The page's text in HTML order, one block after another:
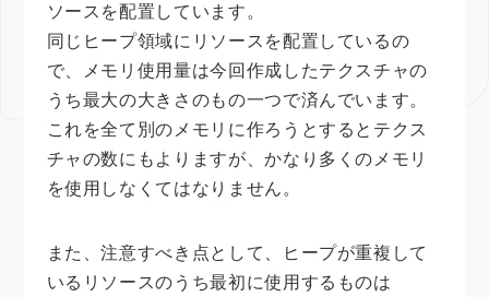
ソースを配置しています。
同じヒープ領域にリソースを配置しているの
で、メモリ使用量は今回作成したテクスチャの
うち最大の大きさのもの一つで済んでいます。
これを全て別のメモリに作ろうとするとテクス
チャの数にもよりますが、かなり多くのメモリ
を使用しなくてはなりません。
また、注意すべき点として、ヒープが重複して
いるリソースのうち最初に使用するものは